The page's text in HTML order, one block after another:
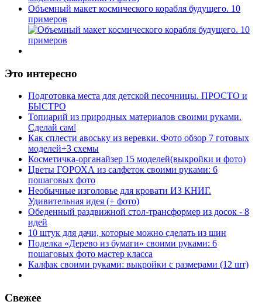
Объемный макет космического корабля будущего. 10
примеров
Это интересно
Подготовка места для детской песочницы. ПРОСТО и
БЫСТРО
Топиарий из природных материалов своими руками.
Сделай сам❕
Как сплести авоську из веревки. Фото обзор 7 готовых
моделей+3 схемы
Косметичка-органайзер 15 моделей(выкройки и фото)
Цветы ГОРОХА из салфеток своими руками: 6
пошаговых фото
Необычные изголовье для кровати ИЗ КНИГ.
Удивительная идея (+ фото)
Обеденный раздвижной стол-трансформер из досок - 8
идей
10 штук для дачи, которые можно сделать из шин
Поделка «Дерево из бумаги» своими руками: 6
пошаговых фото мастер класса
Калфак своими руками: выкройки с размерами (12 шт)
Свежее